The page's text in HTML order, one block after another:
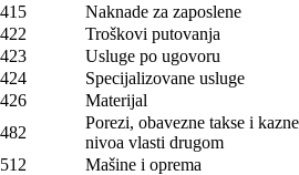
415
Naknade za zaposlene
422
Troškovi putovanja
423
Usluge po ugovoru
424
Specijalizovane usluge
426
Materijal
482
Porezi, obavezne takse i
nivoa vlasti drugom
512
Mašine i oprema